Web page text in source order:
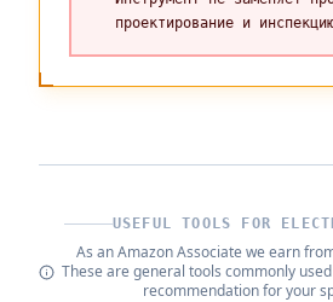
проектирование и
USEFUL TOOLS FOR
As an Amazon Associate we earn
These are general tools commonly
recommendation for your